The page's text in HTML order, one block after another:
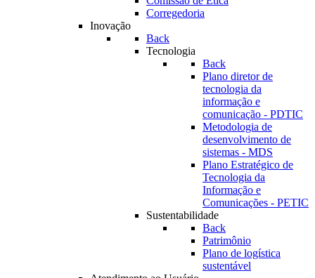
Corregedoria
Inovação
Back
Tecnologia
Back
Plano diretor de
tecnologia da
informação e
comunicação - PDTIC
Metodologia de
desenvolvimento de
sistemas - MDS
Plano Estratégico de
Tecnologia da
Informação e
Comunicações - PETIC
Sustentabilidade
Back
Patrimônio
Plano de logística
sustentável